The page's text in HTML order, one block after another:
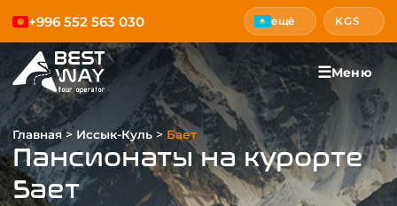
+996 552 563 030 ещё KGS
☰Меню
Главная > Иссык-Куль > Бает
Пансионаты на курорте
Бает